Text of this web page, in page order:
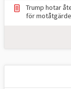
Trump hotar
för